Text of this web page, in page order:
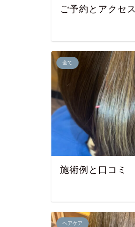
ご予約とアクセス
全て
施術例と口コミ
ヘアケア